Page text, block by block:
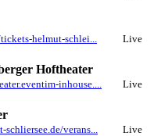
helmut-schlei...
Live
Hoftheater
inhouse....
Live
verans...
Live